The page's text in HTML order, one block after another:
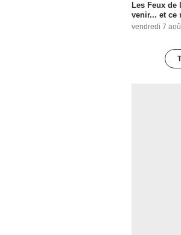
Les Feux de
venir... et ce
vendredi 7